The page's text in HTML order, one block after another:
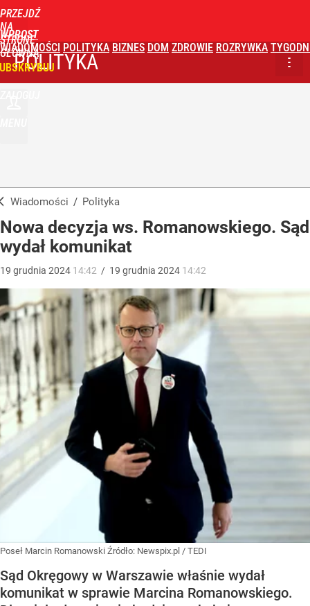
PRZEJDŹ
NA
STRONĘ
GŁÓWNĄ
WPROST
WIADOMOŚCI POLITYKA BIZNES DOM ZDROWIE ROZRYWKA
POLITYKA
Wiadomości / Polityka
Nowa decyzja ws. Romanowskiego. Sąd
wydał komunikat
19 grudnia 2024 14:42 / 19 grudnia 2024 14:42
Poseł Marcin Romanowski Źródło: Newspix.pl / TEDI
Sąd Okręgowy w Warszawie właśnie wydał
komunikat w sprawie Marcina Romanowskiego.